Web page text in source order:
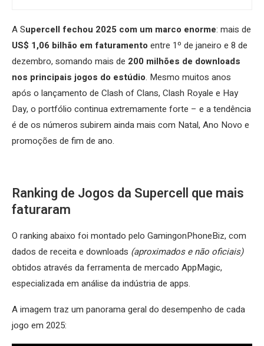
A Supercell fechou 2025 com um marco enorme: mais de
US$ 1,06 bilhão em faturamento entre 1º de janeiro e 8 de
dezembro, somando mais de 200 milhões de downloads
nos principais jogos do estúdio. Mesmo muitos anos
após o lançamento de Clash of Clans, Clash Royale e Hay
Day, o portfólio continua extremamente forte – e a tendência
é de os números subirem ainda mais com Natal, Ano Novo e
promoções de fim de ano.
Ranking de Jogos da Supercell que mais
faturaram
O ranking abaixo foi montado pelo GamingonPhoneBiz, com
dados de receita e downloads (aproximados e não oficiais)
obtidos através da ferramenta de mercado AppMagic,
especializada em análise da indústria de apps.
A imagem traz um panorama geral do desempenho de cada
jogo em 2025: